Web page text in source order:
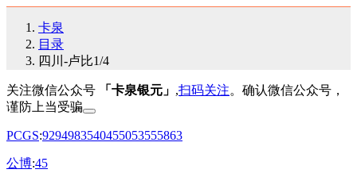
卡泉
目录
四川-卢比1/4
关注微信公众号 「卡泉银元」 ,扫码关注。确认微信公众号，
谨防上当受骗
PCGS:9294983540455053555863
公博:45